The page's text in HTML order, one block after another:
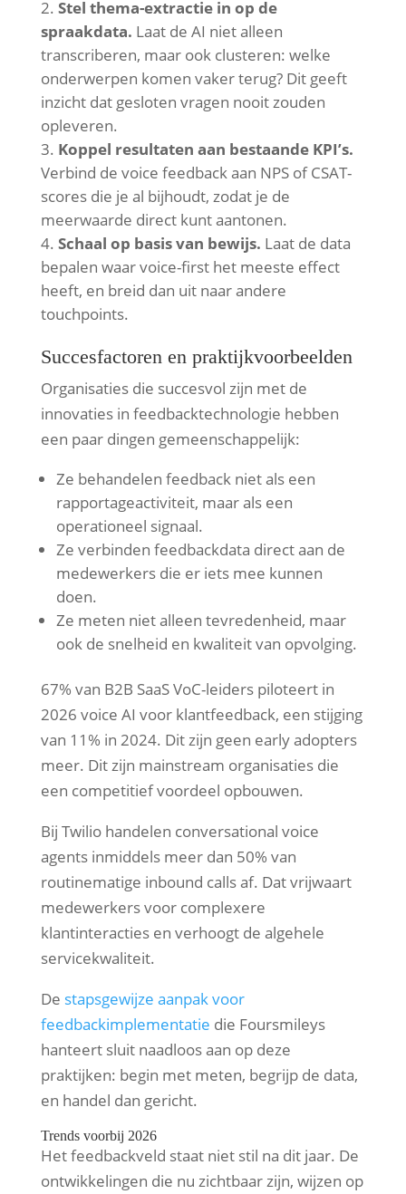
Stel thema-extractie in op de
spraakdata. Laat de AI niet alleen
transcriberen, maar ook clusteren: welke
onderwerpen komen vaker terug? Dit geeft
inzicht dat gesloten vragen nooit zouden
opleveren.
Koppel resultaten aan bestaande KPI’s.
Verbind de voice feedback aan NPS of CSAT-
scores die je al bijhoudt, zodat je de
meerwaarde direct kunt aantonen.
Schaal op basis van bewijs. Laat de data
bepalen waar voice-first het meeste effect
heeft, en breid dan uit naar andere
touchpoints.
Succesfactoren en praktijkvoorbeelden
Organisaties die succesvol zijn met de
innovaties in feedbacktechnologie hebben
een paar dingen gemeenschappelijk:
Ze behandelen feedback niet als een
rapportageactiviteit, maar als een
operationeel signaal.
Ze verbinden feedbackdata direct aan de
medewerkers die er iets mee kunnen
doen.
Ze meten niet alleen tevredenheid, maar
ook de snelheid en kwaliteit van opvolging.
67% van B2B SaaS VoC-leiders piloteert in
2026 voice AI voor klantfeedback, een stijging
van 11% in 2024. Dit zijn geen early adopters
meer. Dit zijn mainstream organisaties die
een competitief voordeel opbouwen.
Bij Twilio handelen conversational voice
agents inmiddels meer dan 50% van
routinematige inbound calls af. Dat vrijwaart
medewerkers voor complexere
klantinteracties en verhoogt de algehele
servicekwaliteit.
De stapsgewijze aanpak voor
feedbackimplementatie die Foursmileys
hanteert sluit naadloos aan op deze
praktijken: begin met meten, begrijp de data,
en handel dan gericht.
Trends voorbij 2026
Het feedbackveld staat niet stil na dit jaar. De
ontwikkelingen die nu zichtbaar zijn, wijzen op